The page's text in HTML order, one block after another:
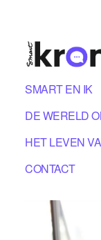
SMART EN IK
DE WERELD
HET LEVEN
CONTACT